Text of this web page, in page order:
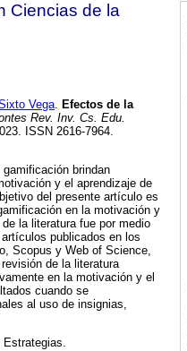
Ciencias de la
Vega. Efectos de la
Rev. Inv. Cs. Edu.
ISSN 2616-7964.
brindan
y el aprendizaje de
del presente artículo es
en la motivación y
la literatura fue por medio
publicados en los
Scopus y Web of Science,
de la literatura
en la motivación y el
cuando se
al uso de insignias,